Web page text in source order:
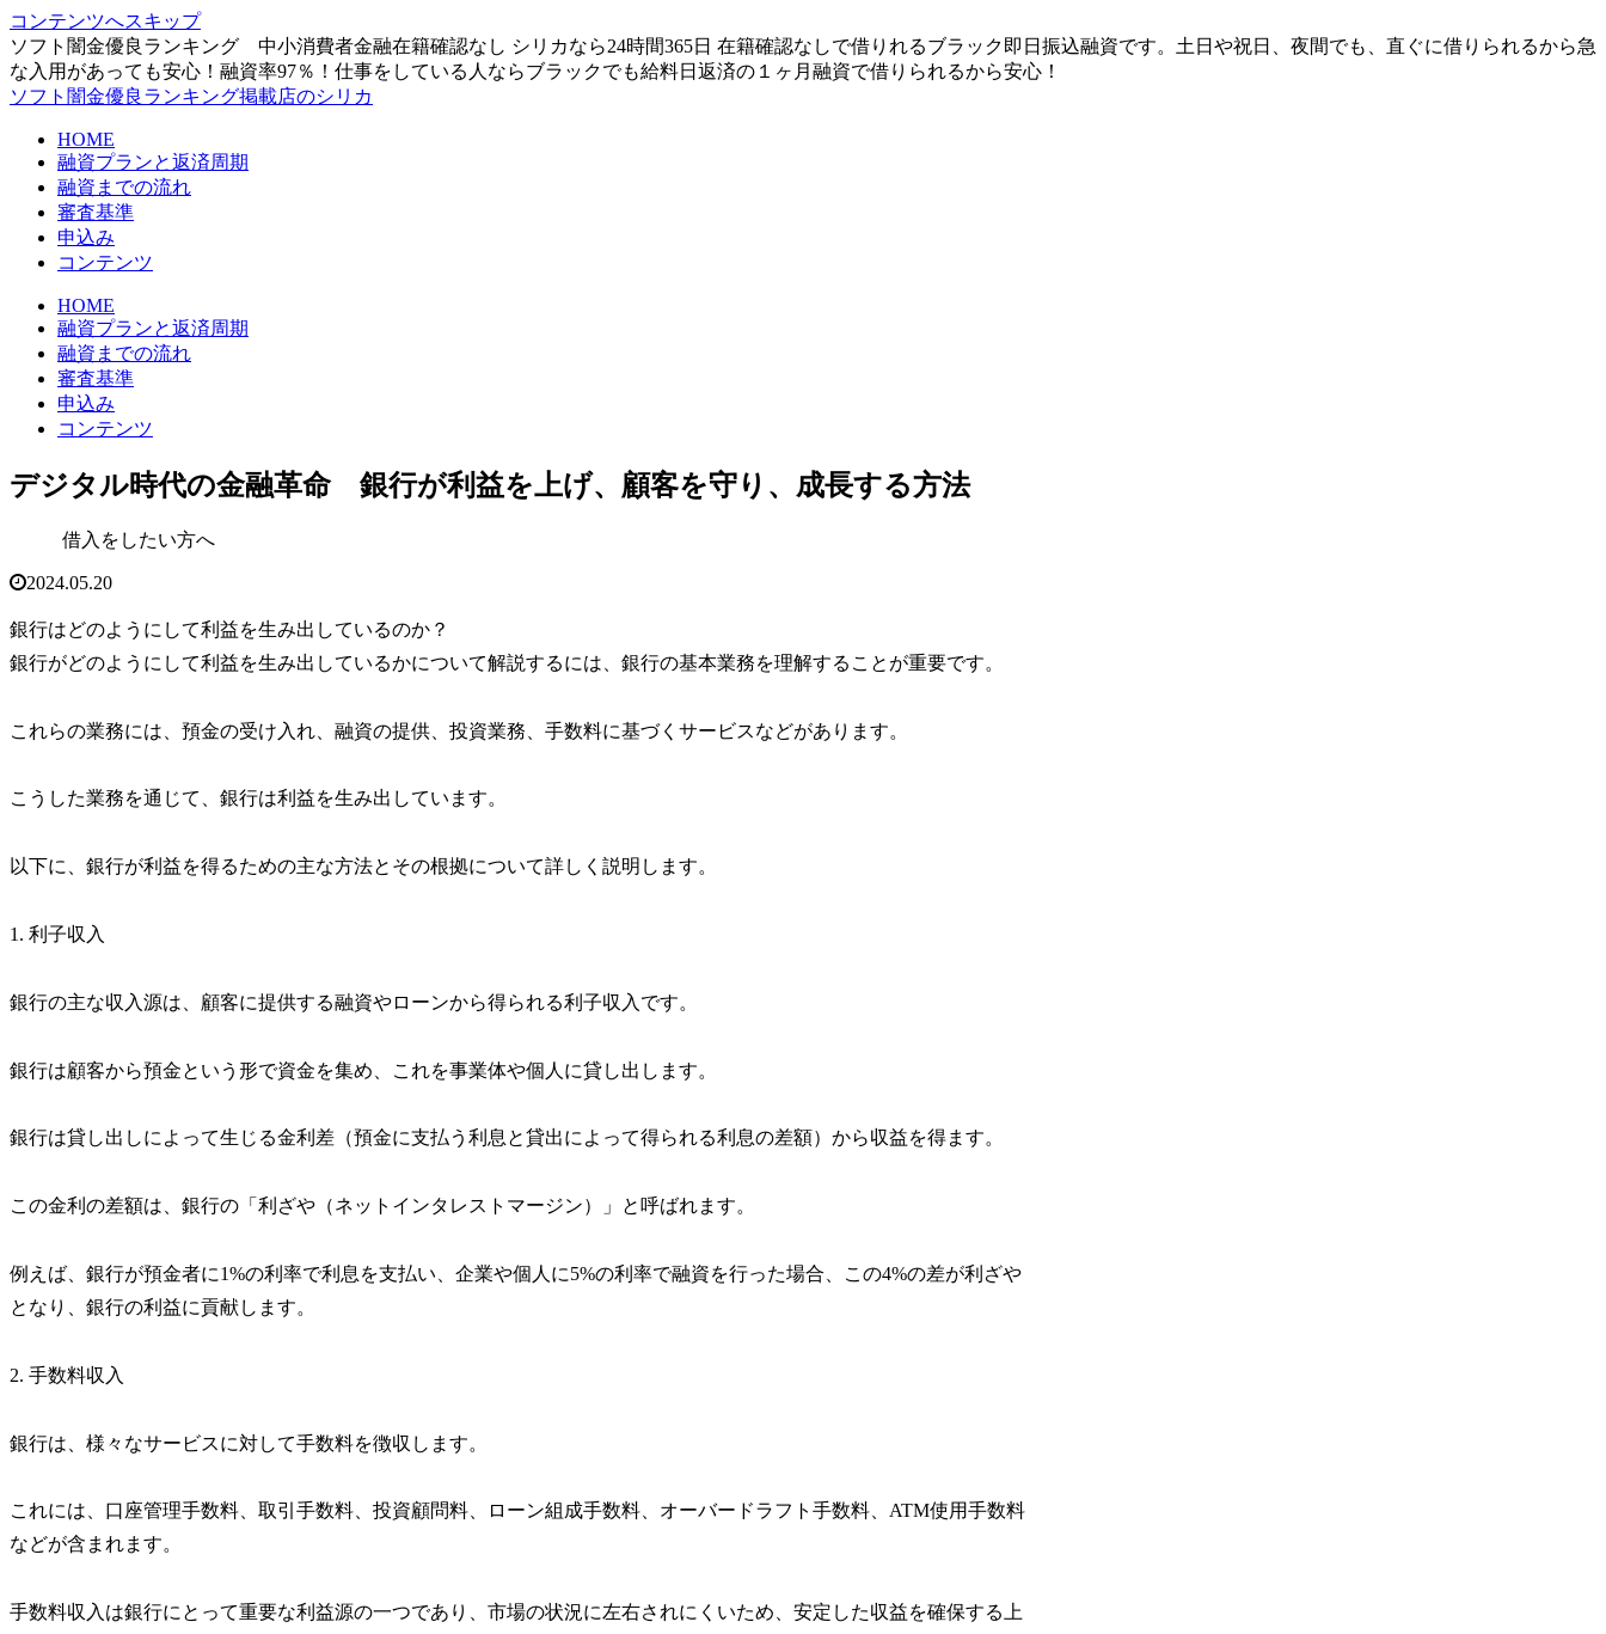
コンテンツへスキップ
ソフト闇金優良ランキング 中小消費者金融在籍確認なし シリカなら24時間365日 在籍確認なしで借りれるブラック即日振込融資です。土日や祝日、夜間でも、直ぐに借りられるから急
な入用があっても安心！融資率97％！仕事をしている人ならブラックでも給料日返済の１ヶ月融資で借りられるから安心！
ソフト闇金優良ランキング掲載店のシリカ
HOME
融資プランと返済周期
融資までの流れ
審査基準
申込み
コンテンツ
HOME
融資プランと返済周期
融資までの流れ
審査基準
申込み
コンテンツ
デジタル時代の金融革命 銀行が利益を上げ、顧客を守り、成長する方法
借入をしたい方へ
2024.05.20
銀行はどのようにして利益を生み出しているのか？
銀行がどのようにして利益を生み出しているかについて解説するには、銀行の基本業務を理解することが重要です。
これらの業務には、預金の受け入れ、融資の提供、投資業務、手数料に基づくサービスなどがあります。
こうした業務を通じて、銀行は利益を生み出しています。
以下に、銀行が利益を得るための主な方法とその根拠について詳しく説明します。
1. 利子収入
銀行の主な収入源は、顧客に提供する融資やローンから得られる利子収入です。
銀行は顧客から預金という形で資金を集め、これを事業体や個人に貸し出します。
銀行は貸し出しによって生じる金利差（預金に支払う利息と貸出によって得られる利息の差額）から収益を得ます。
この金利の差額は、銀行の「利ざや（ネットインタレストマージン）」と呼ばれます。
例えば、銀行が預金者に1%の利率で利息を支払い、企業や個人に5%の利率で融資を行った場合、この4%の差が利ざや
となり、銀行の利益に貢献します。
2. 手数料収入
銀行は、様々なサービスに対して手数料を徴収します。
これには、口座管理手数料、取引手数料、投資顧問料、ローン組成手数料、オーバードラフト手数料、ATM使用手数料
などが含まれます。
手数料収入は銀行にとって重要な利益源の一つであり、市場の状況に左右されにくいため、安定した収益を確保する上